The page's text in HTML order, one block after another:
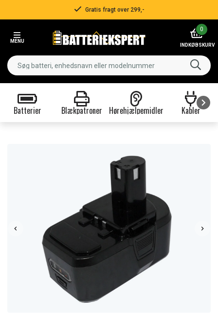
Gratis fragt over 299,-
MENU
0
INDKØBSKURV
Batterier Blækpatroner Hørehjælpemidler Kabler